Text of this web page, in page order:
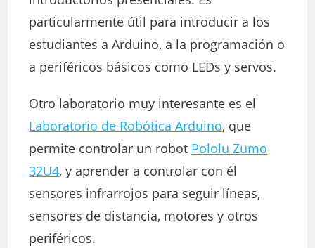
particularmente útil para introducir a los
estudiantes a Arduino, a la programación o
a periféricos básicos como LEDs y servos.
Otro laboratorio muy interesante es el
Laboratorio de Robótica Arduino, que
permite controlar un robot Pololu Zumo
32U4, y aprender a controlar con él
sensores infrarrojos para seguir líneas,
sensores de distancia, motores y otros
periféricos.